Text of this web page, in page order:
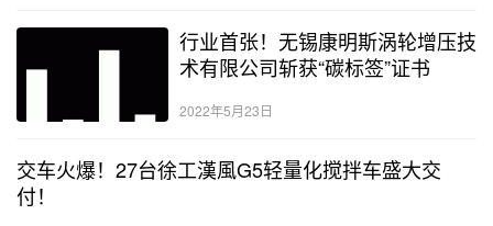
行业首张！无锡康明斯涡轮增压技
术有限公司斩获“碳标签”证书
2022年5月23日
交车火爆！27台徐工漢風G5轻量化搅拌车盛大交
付！